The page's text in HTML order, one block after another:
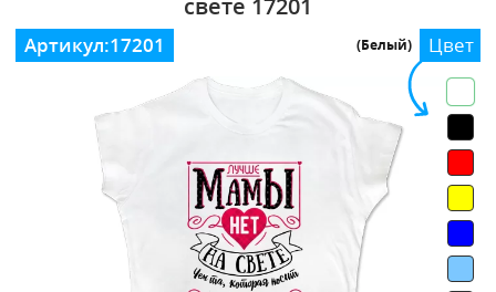
свете 17201
Цвет
(Белый)
Артикул:17201